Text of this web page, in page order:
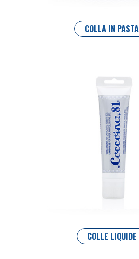
COLLA IN PASTA
COLLE LIQUIDE